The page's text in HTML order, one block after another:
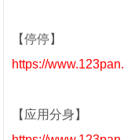
【停停】
https://
【应用分身】